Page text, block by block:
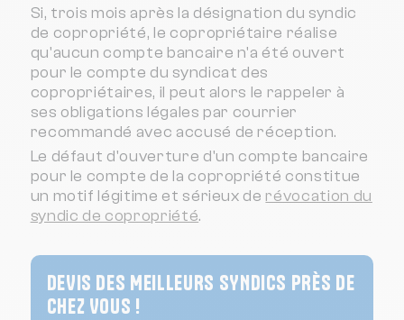
Si, trois mois après la désignation du syndic
de copropriété, le copropriétaire réalise
qu'aucun compte bancaire n'a été ouvert
pour le compte du syndicat des
copropriétaires, il peut alors le rappeler à
ses obligations légales par courrier
recommandé avec accusé de réception.
Le défaut d'ouverture d'un compte bancaire
pour le compte de la copropriété constitue
un motif légitime et sérieux de révocation du
syndic de copropriété.
DEVIS DES MEILLEURS SYNDICS PRÈS DE
CHEZ VOUS !